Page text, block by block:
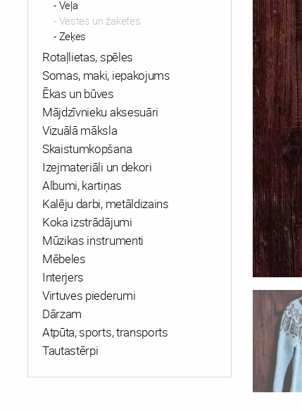
Veļa
Vestes un žaketes
Zeķes
Rotaļlietas, spēles
Somas, maki, iepakojums
Ēkas un būves
Mājdzīvnieku aksesuāri
Vizuālā māksla
Skaistumkopšana
Izejmateriāli un dekori
Albumi, kartiņas
Kalēju darbi, metāldizains
Koka izstrādājumi
Mūzikas instrumenti
Mēbeles
Interjers
Virtuves piederumi
Dārzam
Atpūta, sports, transports
Tautastērpi